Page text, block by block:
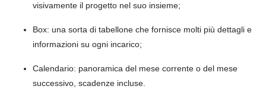
visivamente il progetto nel suo insieme;
Box: una sorta di tabellone che fornisce molti più dettagli e
informazioni su ogni incarico;
Calendario: panoramica del mese corrente o del mese
successivo, scadenze incluse.